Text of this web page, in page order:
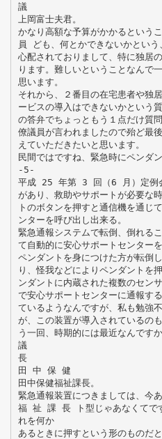
議
上岡富士夫君。
かなり高額な予算がかかるという
員 ども、何とかできないかとい
心配されておりまして、特に独居
ります。難しいということなんで
思います。
それから、２番目の在宅患者や独
ービスの導入はできないかという
の答弁でちょっともう１点だけ質
僚議員が言われましたので殆ど最
えていただきたいと思います。
民間ではですね、緊急時にペンダ
-5-
平成 25 年第 3 回（6 月）定例
があり、救助やサポートが必要な
トのボタンを押すと通信機を通じ
ンターを呼び出し出来る。
緊急通報システムで転倒、倒れる
て自動的に安心サポートセンター
ペンダントを身につけた方が転倒
り、怪我などによりペンダントを
ンダントに内蔵された複数のセン
で安心サポートセンターに通報す
ているようなんですが、私も勉強
が、この装置が導入されているの
う一回、時期的には最近なんです
議
長
田 中 保 健
田中保健福祉課長。
緊急通報装置につきましては、今
福 祉 課 長 ト型じゃあなくてで
れを何か
あるときに押すという形のものだ